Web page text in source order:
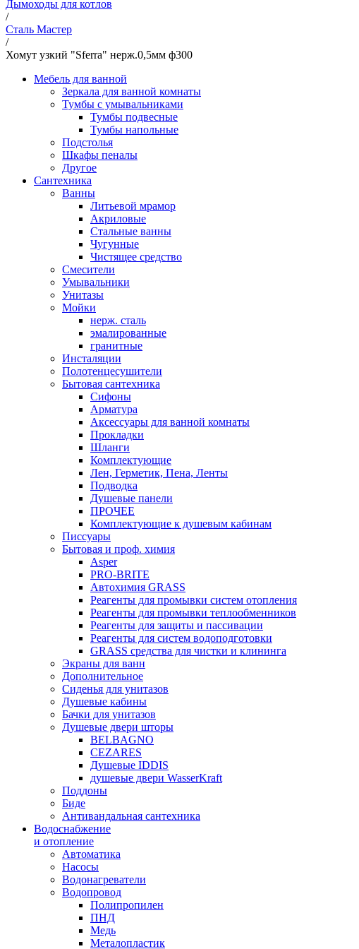
Дымоходы для котлов
/
Сталь Мастер
/
Хомут узкий "Sferra" нерж.0,5мм ф300
Мебель для ванной
Зеркала для ванной комнаты
Тумбы с умывальниками
Тумбы подвесные
Тумбы напольные
Подстолья
Шкафы пеналы
Другое
Сантехника
Ванны
Литьевой мрамор
Акриловые
Стальные ванны
Чугунные
Чистящее средство
Смесители
Умывальники
Унитазы
Мойки
нерж. сталь
эмалированные
гранитные
Инсталяции
Полотенцесушители
Бытовая сантехника
Сифоны
Арматура
Аксессуары для ванной комнаты
Прокладки
Шланги
Комплектующие
Лен, Герметик, Пена, Ленты
Подводка
Душевые панели
ПРОЧЕЕ
Комплектующие к душевым кабинам
Писсуары
Бытовая и проф. химия
Asper
PRO-BRITE
Автохимия GRASS
Реагенты для промывки систем отопления
Реагенты для промывки теплообменников
Реагенты для защиты и пассивации
Реагенты для систем водоподготовки
GRASS средства для чистки и клининга
Экраны для ванн
Дополнительное
Сиденья для унитазов
Душевые кабины
Бачки для унитазов
Душевые двери шторы
BELBAGNO
CEZARES
Душевые IDDIS
душевые двери WasserKraft
Поддоны
Биде
Антивандальная сантехника
Водоснабжение
и отопление
Автоматика
Насосы
Водонагреватели
Водопровод
Полипропилен
ПНД
Медь
Металопластик